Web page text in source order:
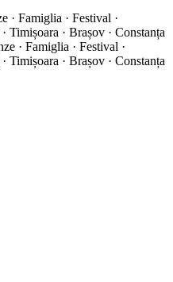
· Famiglia · Festival ·
Timișoara · Brașov · Constanța
· Famiglia · Festival ·
Timișoara · Brașov · Constanța